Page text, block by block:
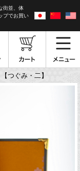
街並、体
プでお買い
つぐみ・二】